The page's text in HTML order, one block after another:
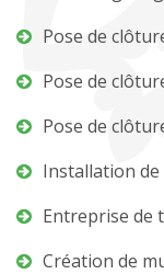
Pose de
Pose de
Pose de
Installation
Entreprise de
Création de